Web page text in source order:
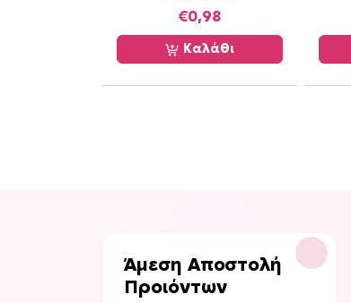
€0,98
Καλάθι
Άμεση Αποστολή
Προιόντων